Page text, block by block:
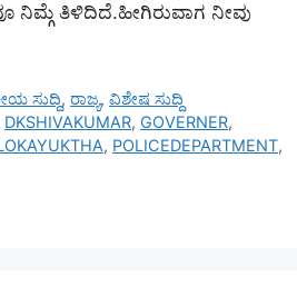
ನಿಮ್ಗೆ ತಿಳಿದಿದೆ.ಹೀಗಿರುವಾಗ ನೀವು
ಸುದ್ದಿ,ರಾಜ್ಯ,ವಿಶೇಷ ಸುದ್ದಿ
DKSHIVAKUMAR, GOVERNER,
, POLICEDEPARTMENT,